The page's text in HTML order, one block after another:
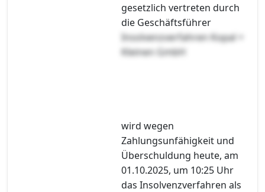
gesetzlich vertreten durch
die Geschäftsführer
Insolvenzverfahren Kopal +
Kleinen GmbH
wird wegen
Zahlungsunfähigkeit und
Überschuldung heute, am
01.10.2025, um 10:25 Uhr
das Insolvenzverfahren als